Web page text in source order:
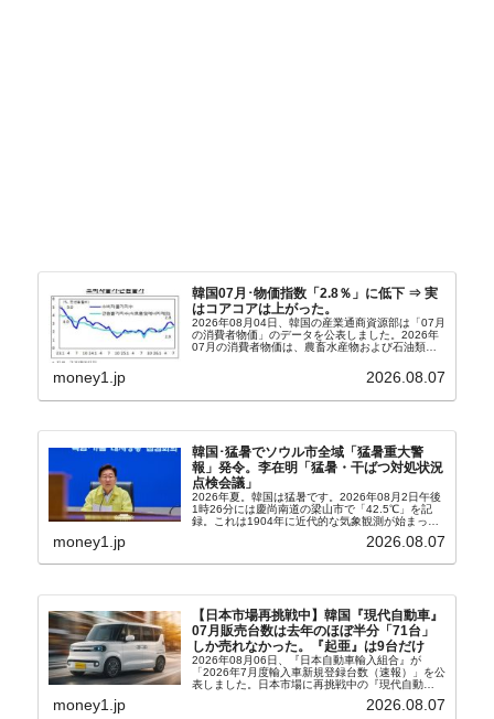
韓国07月･物価指数「2.8％」に低下 ⇒ 実
はコアコアは上がった。
2026年08月04日、韓国の産業通商資源部は「07月
の消費者物価」のデータを公表しました。2026年
07月の消費者物価は、農畜水産物および石油類の
2.8％上昇（06月は3.2％）となり、上昇率は前...
money1.jp 2026.08.07
韓国･猛暑でソウル市全域「猛暑重大警
報」発令。李在明「猛暑・干ばつ対処状況
点検会議」
2026年夏。韓国は猛暑です。2026年08月2日午後
1時26分には慶尚南道の梁山市で「42.5℃」を記
録。これは1904年に近代的な気象観測が始まって
ウル市全域への「猛暑重大警報」が発令され...
money1.jp 2026.08.07
【日本市場再挑戦中】韓国『現代自動車』
07月販売台数は去年のほぼ半分「71台」
しか売れなかった。『起亜』は9台だけ
2026年08月06日、『日本自動車輸入組合』が
「2026年7月度輸入車新規登録台数（速報）」を公
表しました。日本市場に再挑戦中の『現代自動
台数はこの中に捉えられているはずです。先月から
money1.jp 2026.08.07